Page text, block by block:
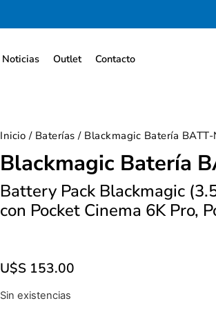
Noticias Outlet Contacto
Inicio / Baterías / Blackmagic Batería
Blackmagic Batería
Battery Pack Blackmagic
con Pocket Cinema 6K Pro,
U$S 153.00
Sin existencias